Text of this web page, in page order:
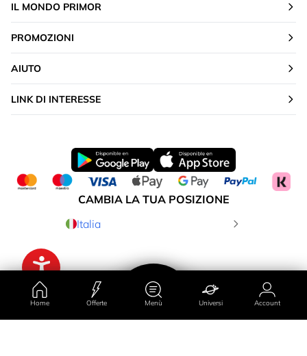
Home Offerte Menù Universi Account
IL MONDO PRIMOR
PROMOZIONI
AIUTO
LINK DI INTERESSE
CAMBIA LA TUA POSIZIONE
Italia